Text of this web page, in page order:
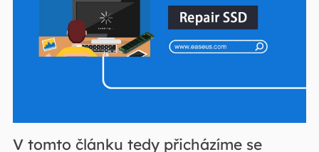
V tomto článku tedy přicházíme se